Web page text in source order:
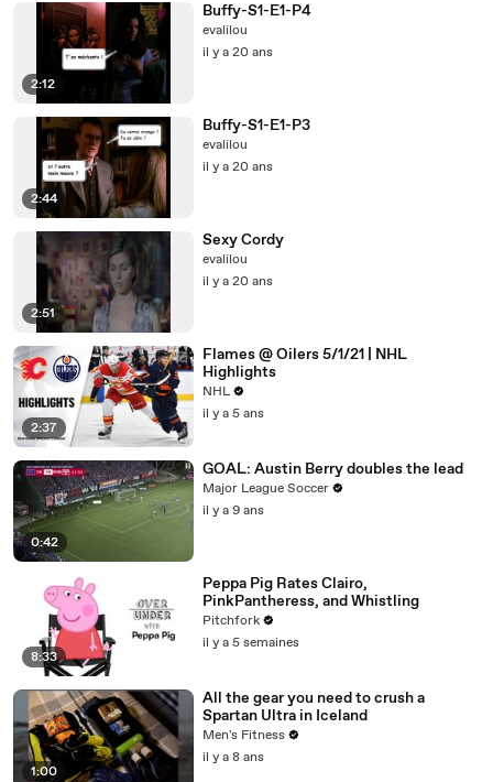
2:12
Buffy-S1-E1-P4
evalilou
il y a 20 ans
2:44
Buffy-S1-E1-P3
evalilou
il y a 20 ans
2:51
Sexy Cordy
evalilou
il y a 20 ans
2:37
Flames @ Oilers 5/1/21 | NHL
Highlights
NHL
il y a 5 ans
0:42
GOAL: Austin Berry doubles the lead
Major League Soccer
il y a 9 ans
8:33
Peppa Pig Rates Clairo,
PinkPantheress, and Whistling
Pitchfork
il y a 5 semaines
1:00
All the gear you need to crush a
Spartan Ultra in Iceland
Men's Fitness
il y a 8 ans